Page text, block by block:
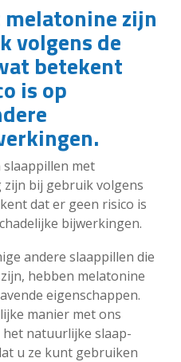
zijn
volgens de
betekent
is op
slaappillen met
zijn bij gebruik volgens
dat er geen risico is
bijwerkingen.
andere slaappillen die
hebben melatonine
eigenschappen.
manier met ons
natuurlijke slaap-
u ze kunt gebruiken